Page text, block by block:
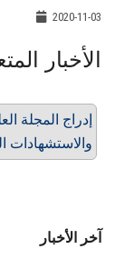
2020-11-03
الأخبار
إدراج المجلة
والاستشهادات
آخر الأخبار